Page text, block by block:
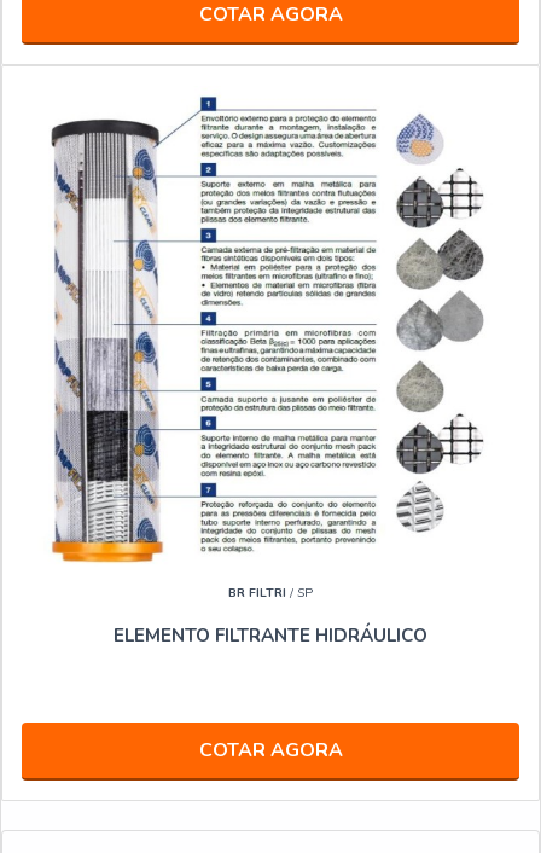
COTAR AGORA
BR FILTRI / SP
ELEMENTO FILTRANTE HIDRÁULICO
COTAR AGORA